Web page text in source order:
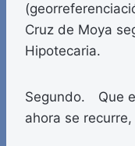
Cruz de Moya
Hipotecaria.
Segundo. Que
ahora se